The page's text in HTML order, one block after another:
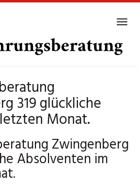
319 glückliche
Monat.
Zwingenberg
Absolventen im